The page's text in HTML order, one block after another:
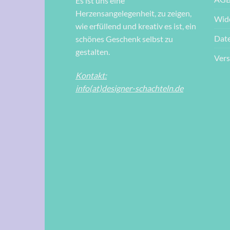
Herzensangelegenheit, zu zeigen,
wie erfüllend und kreativ es ist, ein
schönes Geschenk selbst zu
gestalten.
Kontakt:
info(at)designer-schachteln.de